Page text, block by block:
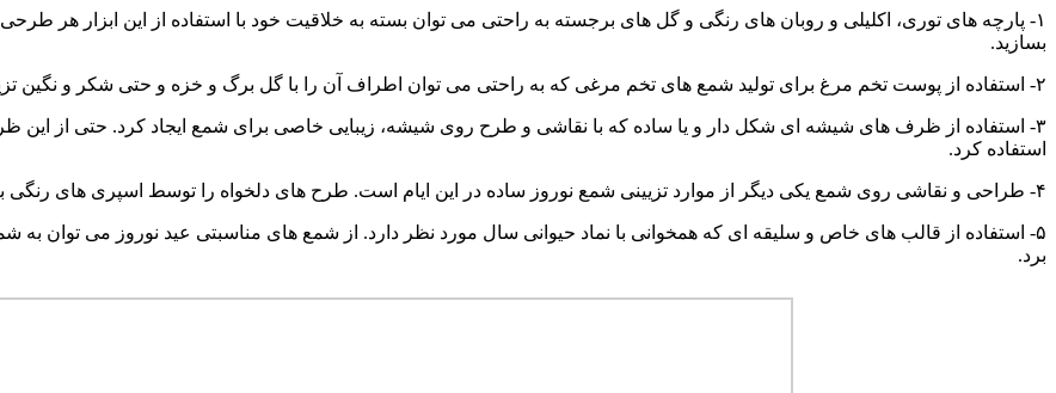
۱- پارچه های توری، اکلیلی و روبان های رنگی و گل های برجسته به راحتی می توان بسته به خلاقیت خود با استفاده از این ابزار هر
بسازید.
۲- استفاده از پوست تخم مرغ برای تولید شمع های تخم مرغی که به راحتی می توان اطراف آن را با گل برگ و خزه و حتی شکر و نگین تزیین نمود.
۳- استفاده از ظرف های شیشه ای شکل دار و یا ساده که با نقاشی و طرح روی شیشه، زیبایی خاصی برای شمع ایجاد کرد. حتی از این
استفاده کرد.
۴- طراحی و نقاشی روی شمع یکی دیگر از موارد تزیینی شمع نوروز ساده در این ایام است. طرح های دلخواه را توسط اسپری های رنگی به راحتی می توان را روی شمع خلق کرد.
۵- استفاده از قالب های خاص و سلیقه ای که همخوانی با نماد حیوانی سال مورد نظر دارد. از شمع های مناسبتی عید نوروز می توان
برد.